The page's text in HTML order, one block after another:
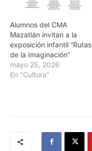
Alumnos del CMA
Mazatlán invitan a la
exposición infantil “Rutas
de la Imaginación”
mayo 25, 2026
En "Cultura"